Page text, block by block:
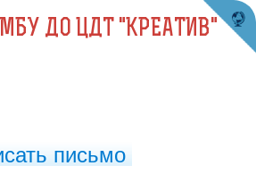
МБУ ДО ЦДТ "КРЕАТИВ"
письмо